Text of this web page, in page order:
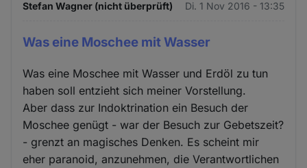
Stefan Wagner (nicht überprüft) Di. 1 Nov 2016 - 13:35
Was eine Moschee mit Wasser
Was eine Moschee mit Wasser und Erdöl zu tun
haben soll entzieht sich meiner Vorstellung.
Aber dass zur Indoktrination ein Besuch der
Moschee genügt - war der Besuch zur Gebetszeit?
- grenzt an magisches Denken. Es scheint mir
eher paranoid, anzunehmen, die Verantwortlichen